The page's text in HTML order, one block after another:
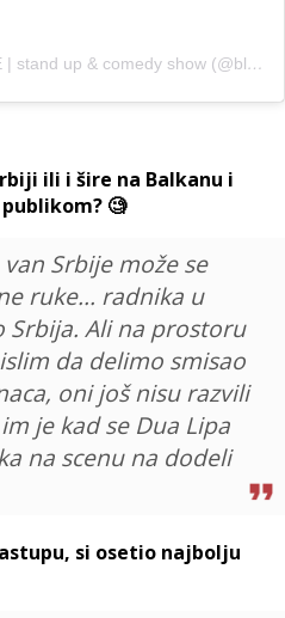
Објава коју дели BLIND DATE | stand up & comedy show (@blinddate.rs)
ili i šire na Balkanu i
🧐
Srbije može se
ruke... radnika u
Ali na prostoru
da delimo smisao
oni još nisu razvili
je kad se Dua Lipa
na scenu na dodeli
si osetio najbolju